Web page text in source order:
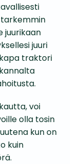
tarkemmin
juurikaan
juuri
traktori
voi
olla tosin
kun on
kuin